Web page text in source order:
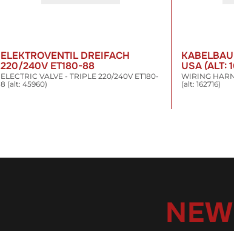
ELEKTROVENTIL DREIFACH
220/240V ET180-88
ELECTRIC VALVE - TRIPLE 220/240V ET180-
8 (alt: 45960)
WARENKORB
USA (ALT:
WIRING
(alt: 162716)